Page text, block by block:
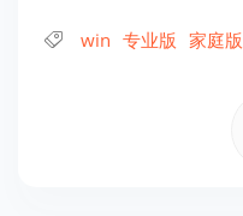
win 专业版 家庭版